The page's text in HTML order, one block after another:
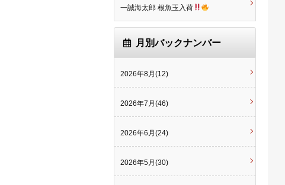
一誠海太郎 根魚玉入荷
月別バックナンバー
2026年8月(12)
2026年7月(46)
2026年6月(24)
2026年5月(30)